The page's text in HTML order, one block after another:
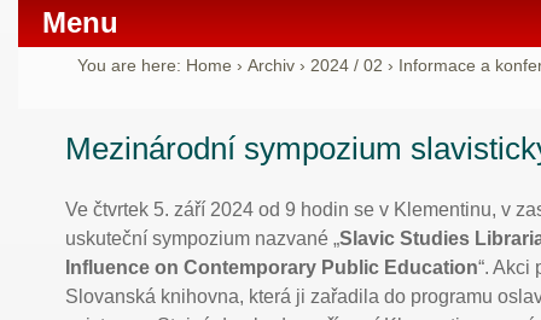
Menu
You are here: Home › Archiv › 2024 / 02 › Informace a
Mezinárodní sympozium
Ve čtvrtek 5. září 2024 od 9 hodin se v Klementinu, v
uskuteční sympozium nazvané „Slavic Studies
Influence on Contemporary Public Education“. Akci
Slovanská knihovna, která ji zařadila do programu